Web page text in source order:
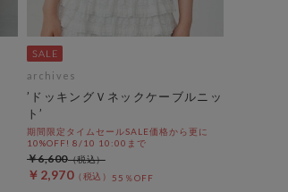
archives
’ドッキングＶネックケーブルニッ
ト’
期間限定タイムセールSALE価格から更に
10%OFF! 8/10 10:00まで
￥2,970 55％OFF
￥6,600